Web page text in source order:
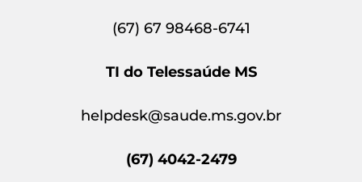
(67) 67 98468-6741
TI do Telessaúde MS
helpdesk@saude.ms.gov.br
(67) 4042-2479